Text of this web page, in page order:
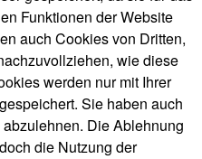
Funktionen der Website
auch Cookies von Dritten,
wie diese
werden nur mit Ihrer
Sie haben auch
Die Ablehnung
die Nutzung der